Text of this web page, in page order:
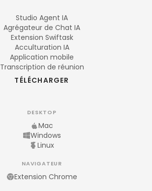
Studio Agent IA
Agrégateur de Chat IA
Extension Swiftask
Acculturation IA
Application mobile
Transcription de réunion
TÉLÉCHARGER
DESKTOP
Mac
Windows
Linux
NAVIGATEUR
Extension Chrome